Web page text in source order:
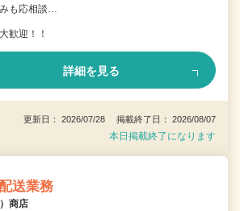
も応相談…
歓迎！！
詳細を見る
更新日： 2026/07/28 掲載終了日： 2026/08/07
本日掲載終了になります
送業務
商店